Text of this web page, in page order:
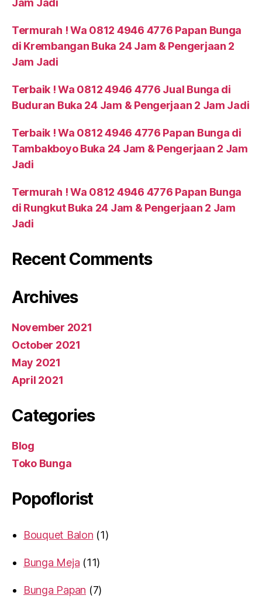
Jam Jadi
Termurah ! Wa 0812 4946 4776 Papan Bunga
di Krembangan Buka 24 Jam & Pengerjaan 2
Jam Jadi
Terbaik ! Wa 0812 4946 4776 Jual Bunga di
Buduran Buka 24 Jam & Pengerjaan 2 Jam Jadi
Terbaik ! Wa 0812 4946 4776 Papan Bunga di
Tambakboyo Buka 24 Jam & Pengerjaan 2 Jam
Jadi
Termurah ! Wa 0812 4946 4776 Papan Bunga
di Rungkut Buka 24 Jam & Pengerjaan 2 Jam
Jadi
Recent Comments
Archives
November 2021
October 2021
May 2021
April 2021
Categories
Blog
Toko Bunga
Popoflorist
Bouquet Balon 1
Bunga Meja 11
Bunga Papan 7